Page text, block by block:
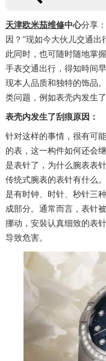
天津欧米茄维修中心分享
因？”现如今大伙儿交通
此同时，也可随时随地掌
手表交通出行，得知時间
现本人品质和独特的饰品
类问题，例如表壳内发生
表壳内发生了刮痕原因：
针对这样的事情，很有可
的表，这一构件如何还会
是表针了，为什么腕表表
传统式腕表的表针有什么
是有时钟、时针、秒针三
成部分。通常而言，表针
挪动，安裝认真细致的表
导致危害。